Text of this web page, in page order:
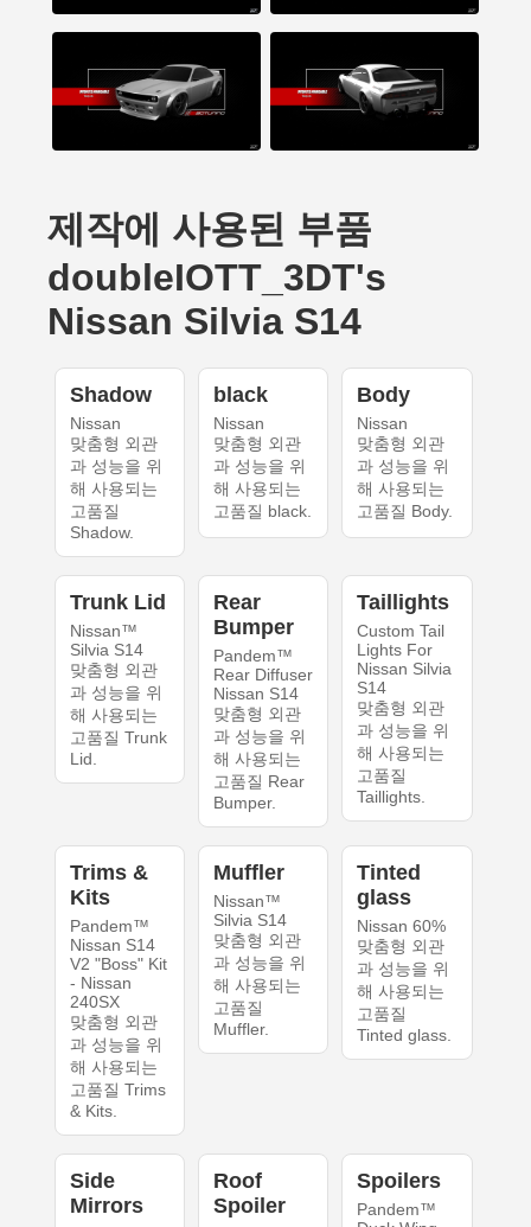
제작에 사용된 부품
doubleIOTT_3DT's
Nissan Silvia S14
Shadow
Nissan
맞춤형 외관
과 성능을 위
해 사용되는
고품질
Shadow.
black
Nissan
맞춤형 외관
과 성능을 위
해 사용되는
고품질 black.
Body
Nissan
맞춤형 외관
과 성능을 위
해 사용되는
고품질 Body.
Trunk Lid
Nissan™
Silvia S14
맞춤형 외관
과 성능을 위
해 사용되는
고품질 Trunk
Lid.
Rear
Bumper
Pandem™
Rear Diffuser
Nissan S14
맞춤형 외관
과 성능을 위
해 사용되는
고품질 Rear
Bumper.
Taillights
Custom Tail
Lights For
Nissan Silvia
S14
맞춤형 외관
과 성능을 위
해 사용되는
고품질
Taillights.
Trims &
Kits
Pandem™
Nissan S14
V2 "Boss" Kit
- Nissan
240SX
맞춤형 외관
과 성능을 위
해 사용되는
고품질 Trims
& Kits.
Muffler
Nissan™
Silvia S14
맞춤형 외관
과 성능을 위
해 사용되는
고품질
Muffler.
Tinted
glass
Nissan 60%
맞춤형 외관
과 성능을 위
해 사용되는
고품질
Tinted glass.
Side
Mirrors
Roof
Spoiler
Spoilers
Pandem™